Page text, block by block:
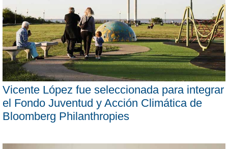
Vicente López fue seleccionada para integrar
el Fondo Juventud y Acción Climática de
Bloomberg Philanthropies